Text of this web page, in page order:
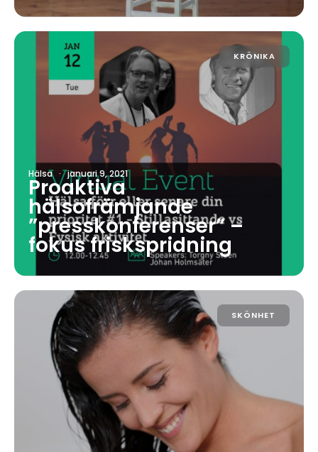
KRÖNIKA
Hälsa · januari 9, 2021
Proaktiva
hälsofrämjande
”presskonferenser” –
fokus friskspridning
SKÖNHET